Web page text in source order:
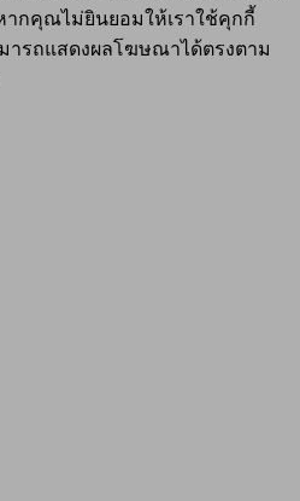
ากคุณไม่ยินยอมให้เราใช้คุกกี้
ารถแสดงผลโฆษณาได้ตรงตาม